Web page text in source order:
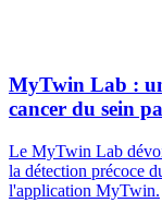
MyTwin Lab :
cancer du sein
Le MyTwin Lab
la détection précoce
l'application MyTwin.